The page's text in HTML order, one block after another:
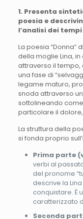
1. Presenta
poesia e
l’analisi dei
La poesia “Donna”
della moglie Lina,
attraverso il
una fase di
legame maturo,
snoda attraverso
sottolineando
particolare il
La struttura della
si fonda proprio
Prima parte
verbi al
del pronome
descrive la
conquistare. È
caratterizzato
Seconda